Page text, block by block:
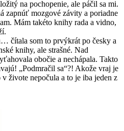
na pochopenie, ale páčil sa mi.
zapnúť mozgové závity a poriadne
Mám takéto knihy rada a vidno,
čítala som to prvýkrát po česky a
knihy, ale strašné. Nad
obočie a nechápala. Takto
„Podmračil sa“?! Akože vraj je
živote nepočula a to je iba jeden z